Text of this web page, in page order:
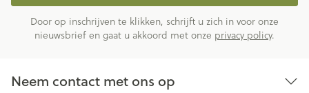
Door op inschrijven te klikken, schrijft u zich in voor onze
nieuwsbrief en gaat u akkoord met onze privacy policy.
Neem contact met ons op